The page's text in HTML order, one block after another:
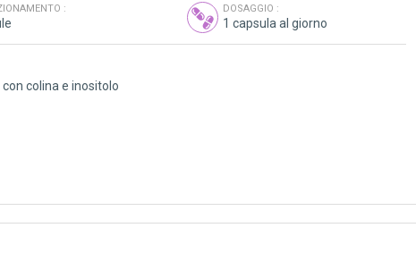
: DOSAGGIO :
1 capsula al giorno
colina e inositolo